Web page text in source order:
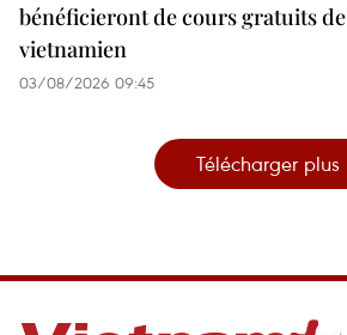
bénéficieront de cours gratuits de
vietnamien
03/08/2026 09:45
Télécharger plus